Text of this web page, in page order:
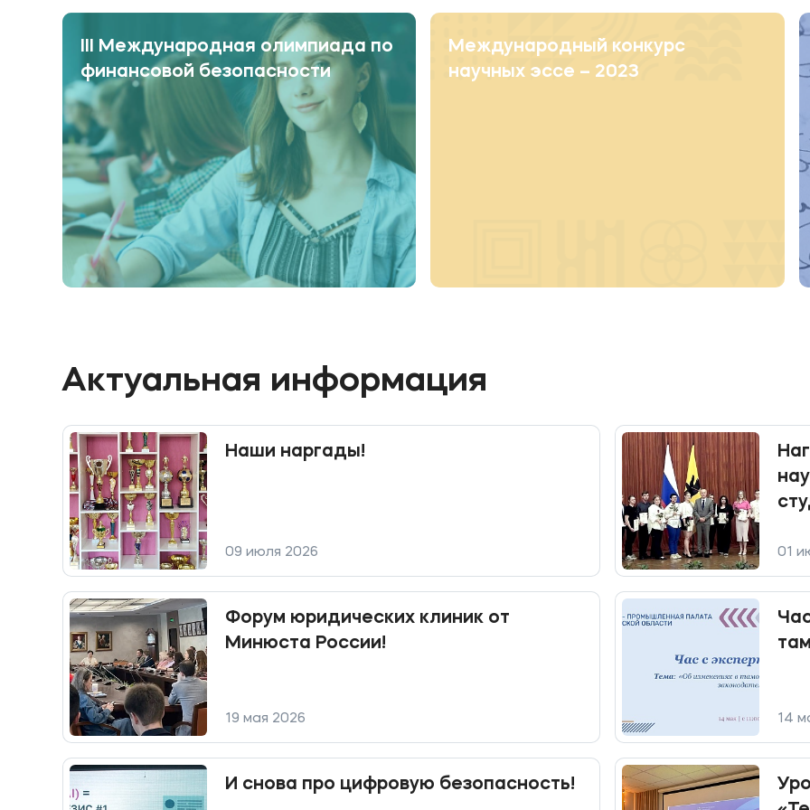
III Международная олимпиада по
финансовой безопасности
Международный конкурс
научных эссе – 2023
Актуальная информация
Наши наргады!
09 июля 2026 01
Форум юридических клиник от
Минюста России!
19 мая 2026 14
И снова про цифровую безопасность!